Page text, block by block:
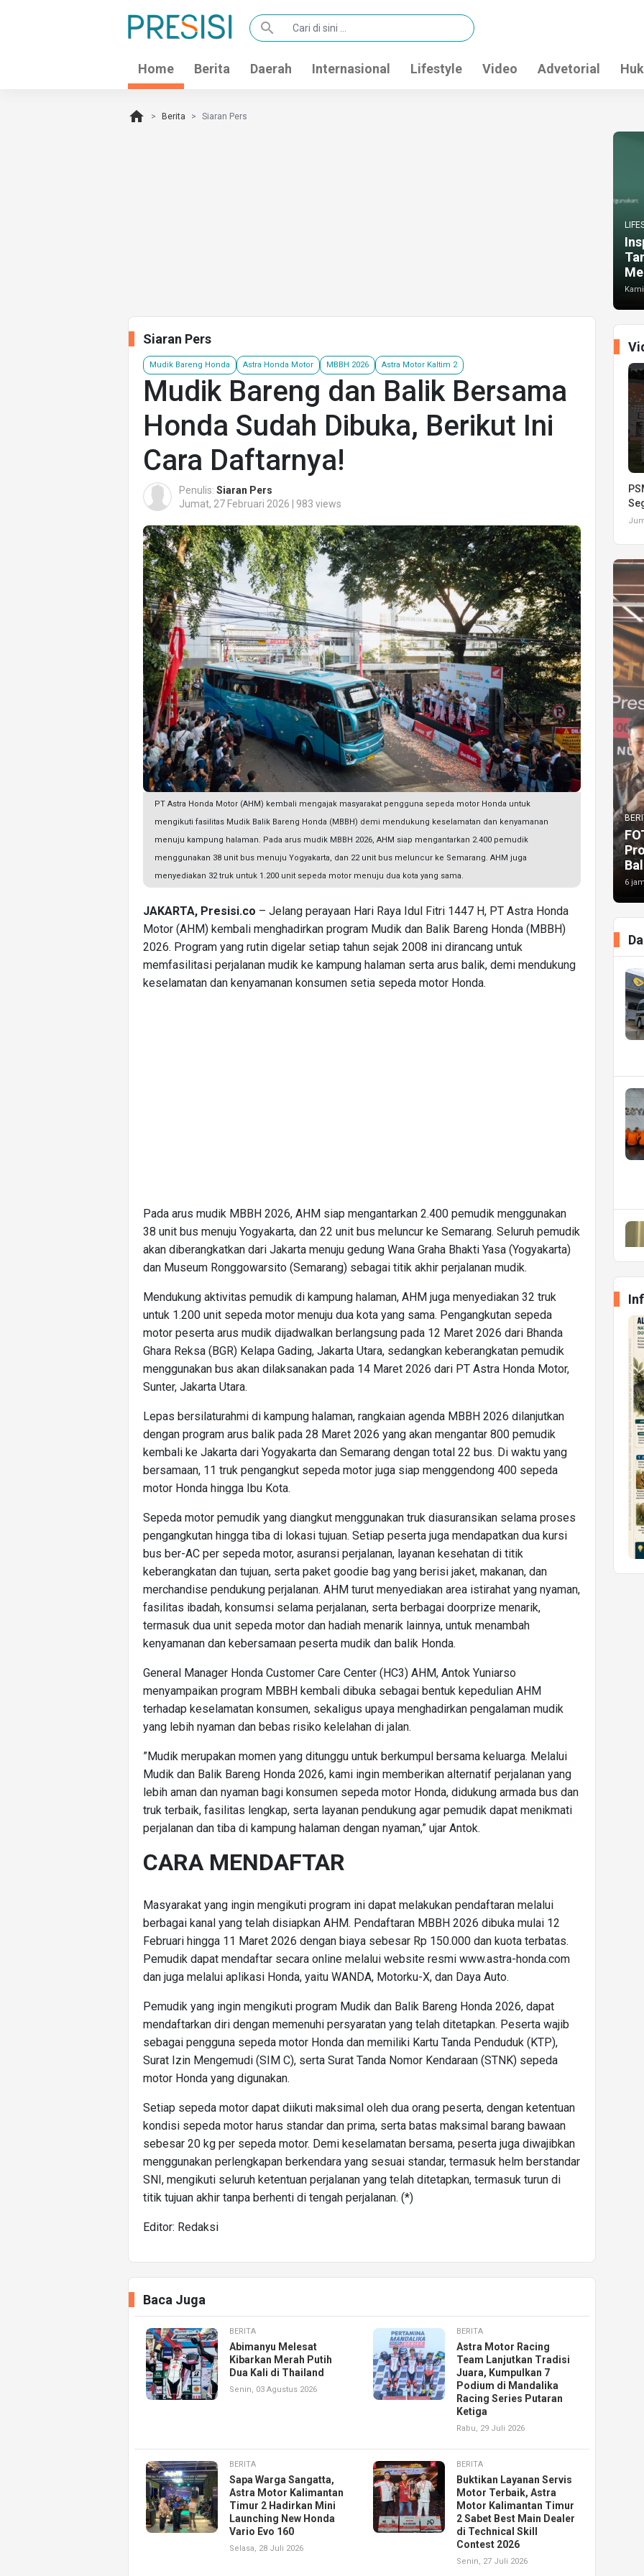
search
Home Berita Daerah Internasional Lifestyle Video Advetorial
home Berita Siaran Pers
Siaran Pers
Mudik Bareng Honda Astra Honda Motor MBBH 2026 Astra Motor Kaltim 2
Mudik Bareng dan Balik Bersama
Honda Sudah Dibuka, Berikut Ini
Cara Daftarnya!
Penulis: Siaran Pers
Jumat, 27 Februari 2026 | 983 views
PT Astra Honda Motor (AHM) kembali mengajak masyarakat pengguna sepeda motor Honda untuk
mengikuti fasilitas Mudik Balik Bareng Honda (MBBH) demi mendukung keselamatan dan kenyamanan
menuju kampung halaman. Pada arus mudik MBBH 2026, AHM siap mengantarkan 2.400 pemudik
menggunakan 38 unit bus menuju Yogyakarta, dan 22 unit bus meluncur ke Semarang. AHM juga
menyediakan 32 truk untuk 1.200 unit sepeda motor menuju dua kota yang sama.
JAKARTA, Presisi.co – Jelang perayaan Hari Raya Idul Fitri 1447 H, PT Astra Honda
Motor (AHM) kembali menghadirkan program Mudik dan Balik Bareng Honda (MBBH)
2026. Program yang rutin digelar setiap tahun sejak 2008 ini dirancang untuk
memfasilitasi perjalanan mudik ke kampung halaman serta arus balik, demi mendukung
keselamatan dan kenyamanan konsumen setia sepeda motor Honda.
Pada arus mudik MBBH 2026, AHM siap mengantarkan 2.400 pemudik menggunakan
38 unit bus menuju Yogyakarta, dan 22 unit bus meluncur ke Semarang. Seluruh pemudik
akan diberangkatkan dari Jakarta menuju gedung Wana Graha Bhakti Yasa (Yogyakarta)
dan Museum Ronggowarsito (Semarang) sebagai titik akhir perjalanan mudik.
Mendukung aktivitas pemudik di kampung halaman, AHM juga menyediakan 32 truk
untuk 1.200 unit sepeda motor menuju dua kota yang sama. Pengangkutan sepeda
motor peserta arus mudik dijadwalkan berlangsung pada 12 Maret 2026 dari Bhanda
Ghara Reksa (BGR) Kelapa Gading, Jakarta Utara, sedangkan keberangkatan pemudik
menggunakan bus akan dilaksanakan pada 14 Maret 2026 dari PT Astra Honda Motor,
Sunter, Jakarta Utara.
Lepas bersilaturahmi di kampung halaman, rangkaian agenda MBBH 2026 dilanjutkan
dengan program arus balik pada 28 Maret 2026 yang akan mengantar 800 pemudik
kembali ke Jakarta dari Yogyakarta dan Semarang dengan total 22 bus. Di waktu yang
bersamaan, 11 truk pengangkut sepeda motor juga siap menggendong 400 sepeda
motor Honda hingga Ibu Kota.
Sepeda motor pemudik yang diangkut menggunakan truk diasuransikan selama proses
pengangkutan hingga tiba di lokasi tujuan. Setiap peserta juga mendapatkan dua kursi
bus ber-AC per sepeda motor, asuransi perjalanan, layanan kesehatan di titik
keberangkatan dan tujuan, serta paket goodie bag yang berisi jaket, makanan, dan
merchandise pendukung perjalanan. AHM turut menyediakan area istirahat yang nyaman,
fasilitas ibadah, konsumsi selama perjalanan, serta berbagai doorprize menarik,
termasuk dua unit sepeda motor dan hadiah menarik lainnya, untuk menambah
kenyamanan dan kebersamaan peserta mudik dan balik Honda.
General Manager Honda Customer Care Center (HC3) AHM, Antok Yuniarso
menyampaikan program MBBH kembali dibuka sebagai bentuk kepedulian AHM
terhadap keselamatan konsumen, sekaligus upaya menghadirkan pengalaman mudik
yang lebih nyaman dan bebas risiko kelelahan di jalan.
”Mudik merupakan momen yang ditunggu untuk berkumpul bersama keluarga. Melalui
Mudik dan Balik Bareng Honda 2026, kami ingin memberikan alternatif perjalanan yang
lebih aman dan nyaman bagi konsumen sepeda motor Honda, didukung armada bus dan
truk terbaik, fasilitas lengkap, serta layanan pendukung agar pemudik dapat menikmati
perjalanan dan tiba di kampung halaman dengan nyaman,” ujar Antok.
CARA MENDAFTAR
Masyarakat yang ingin mengikuti program ini dapat melakukan pendaftaran melalui
berbagai kanal yang telah disiapkan AHM. Pendaftaran MBBH 2026 dibuka mulai 12
Februari hingga 11 Maret 2026 dengan biaya sebesar Rp 150.000 dan kuota terbatas.
Pemudik dapat mendaftar secara online melalui website resmi www.astra-honda.com
dan juga melalui aplikasi Honda, yaitu WANDA, Motorku-X, dan Daya Auto.
Pemudik yang ingin mengikuti program Mudik dan Balik Bareng Honda 2026, dapat
mendaftarkan diri dengan memenuhi persyaratan yang telah ditetapkan. Peserta wajib
sebagai pengguna sepeda motor Honda dan memiliki Kartu Tanda Penduduk (KTP),
Surat Izin Mengemudi (SIM C), serta Surat Tanda Nomor Kendaraan (STNK) sepeda
motor Honda yang digunakan.
Setiap sepeda motor dapat diikuti maksimal oleh dua orang peserta, dengan ketentuan
kondisi sepeda motor harus standar dan prima, serta batas maksimal barang bawaan
sebesar 20 kg per sepeda motor. Demi keselamatan bersama, peserta juga diwajibkan
menggunakan perlengkapan berkendara yang sesuai standar, termasuk helm berstandar
SNI, mengikuti seluruh ketentuan perjalanan yang telah ditetapkan, termasuk turun di
titik tujuan akhir tanpa berhenti di tengah perjalanan. (*)
Editor: Redaksi
Baca Juga
BERITA
Abimanyu Melesat
Kibarkan Merah Putih
Dua Kali di Thailand
Senin, 03 Agustus 2026
BERITA
Astra Motor Racing
Team Lanjutkan Tradisi
Juara, Kumpulkan 7
Podium di Mandalika
Racing Series Putaran
Ketiga
Rabu, 29 Juli 2026
BERITA
Sapa Warga Sangatta,
Astra Motor Kalimantan
Timur 2 Hadirkan Mini
Launching New Honda
Vario Evo 160
Selasa, 28 Juli 2026
BERITA
Buktikan Layanan Servis
Motor Terbaik, Astra
Motor Kalimantan Timur
2 Sabet Best Main Dealer
di Technical Skill
Contest 2026
Senin, 27 Juli 2026
6